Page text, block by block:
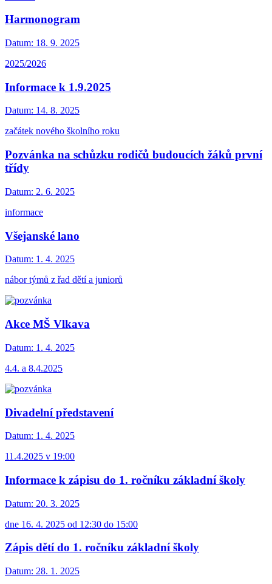
Harmonogram
Datum: 18. 9. 2025
2025/2026
Informace k 1.9.2025
Datum: 14. 8. 2025
začátek nového školního roku
Pozvánka na schůzku rodičů budoucích žáků první
třídy
Datum: 2. 6. 2025
informace
Všejanské lano
Datum: 1. 4. 2025
nábor týmů z řad dětí a juniorů
Akce MŠ Vlkava
Datum: 1. 4. 2025
4.4. a 8.4.2025
Divadelní představení
Datum: 1. 4. 2025
11.4.2025 v 19:00
Informace k zápisu do 1. ročníku základní školy
Datum: 20. 3. 2025
dne 16. 4. 2025 od 12:30 do 15:00
Zápis dětí do 1. ročníku základní školy
Datum: 28. 1. 2025